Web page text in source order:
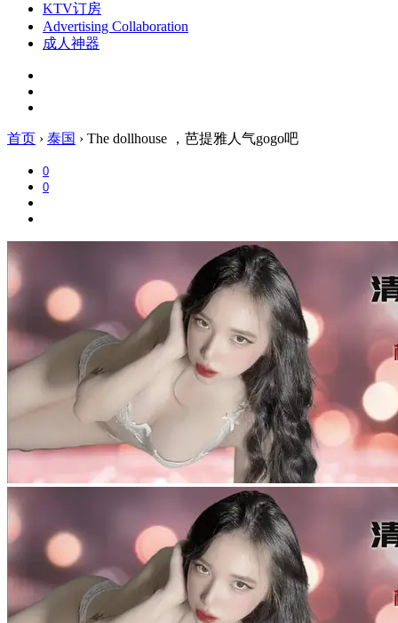
KTV订房
Advertising Collaboration
成人神器
首页 › 泰国 › The dollhouse ，芭提雅人气gogo吧
0
0